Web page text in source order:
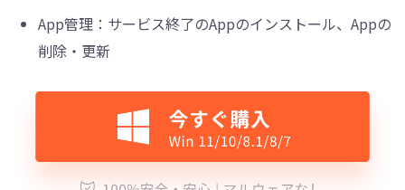
App管理：サービス終了のAppのインストール、Appの
削除・更新